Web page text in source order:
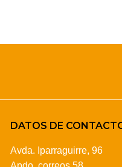
DATOS DE
Avda. Iparraguirre, 96